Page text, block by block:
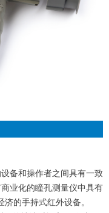
备和操作者之间具有一致
业化的瞳孔测量仪中具有
济的手持式红外设备。